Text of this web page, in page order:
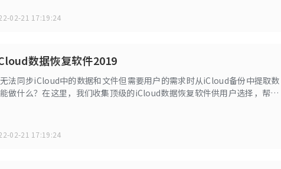
02-21 17:19:24
数据恢复软件2019
法同步iCloud中的数据和文件但需要用户的需求时从iCloud备份中提取数
做什么？在这里，我们收集顶级的iCloud数据恢复软件供用户选择，帮助
02-21 17:19:24